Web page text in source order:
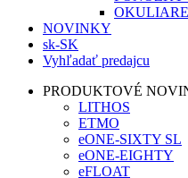
OKULIARE
NOVINKY
sk-SK
Vyhľadať predajcu
PRODUKTOVÉ
LITHOS
ETMO
eONE-SIXTY SL
eONE-EIGHTY
eFLOAT